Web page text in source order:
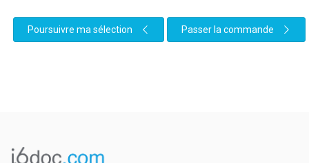
Poursuivre ma sélection Passer la commande